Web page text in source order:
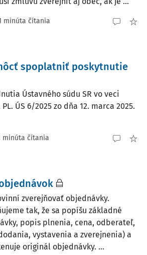
minúta čítania
spoplatniť poskytnutie
Ústavného súdu SR vo veci
ÚS 6/2025 zo dňa 12. marca 2025.
minúta čítania
zverejňovať objednávky.
tak, že sa popíšu základné
popis plnenia, cena, odberateľ,
vystavenia a zverejnenia) a
originál objednávky. ...